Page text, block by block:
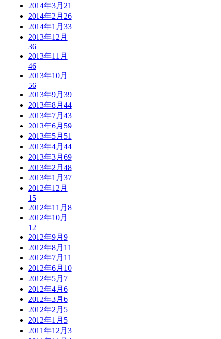
2014年3月 21
2014年2月 26
2014年1月 33
2013年12月
36
2013年11月
46
2013年10月
56
2013年9月 39
2013年8月 44
2013年7月 43
2013年6月 59
2013年5月 51
2013年4月 44
2013年3月 69
2013年2月 48
2013年1月 37
2012年12月
15
2012年11月 8
2012年10月
12
2012年9月 9
2012年8月 11
2012年7月 11
2012年6月 10
2012年5月 7
2012年4月 6
2012年3月 6
2012年2月 5
2012年1月 5
2011年12月 3